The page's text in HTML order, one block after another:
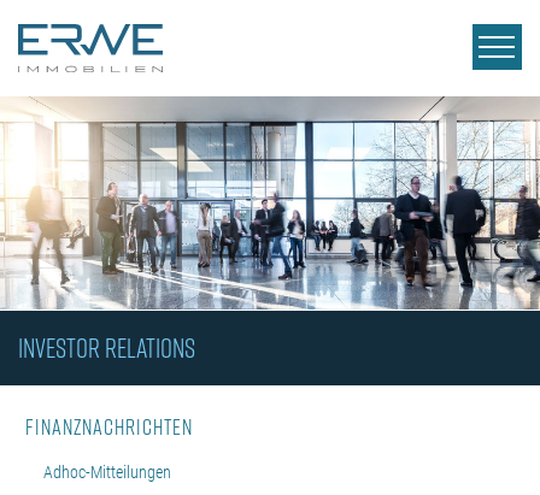
INVESTOR RELATIONS
Finanznachrichten
Adhoc-Mitteilungen